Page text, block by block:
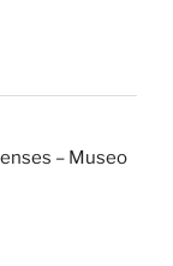
– Museo